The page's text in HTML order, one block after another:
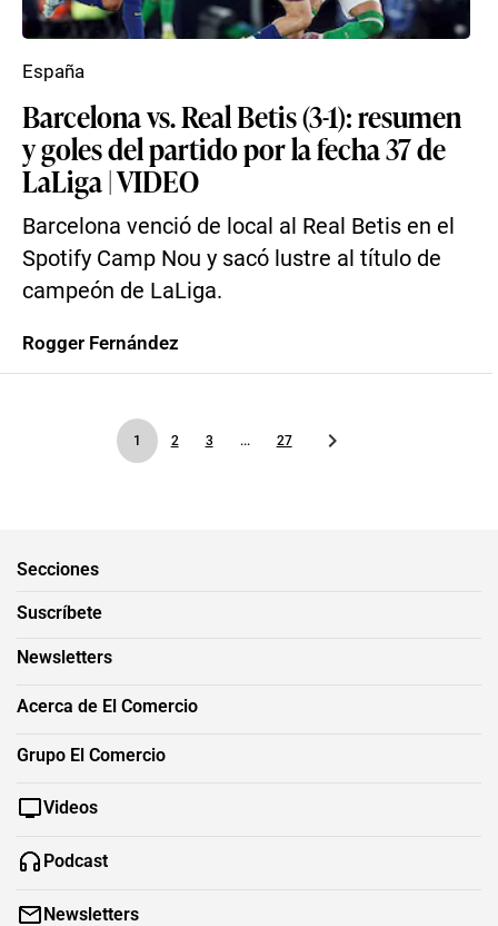
Barcelona vs. Real Betis (3-1): resumen
y goles del partido por la fecha 37 de
LaLiga | VIDEO
Barcelona venció de local al Real Betis en el
Spotify Camp Nou y sacó lustre al título de
campeón de LaLiga.
España
Rogger Fernández
1 2 3 ... 27
Secciones
Suscríbete
Newsletters
Acerca de El Comercio
Grupo El Comercio
Videos
Podcast
Newsletters